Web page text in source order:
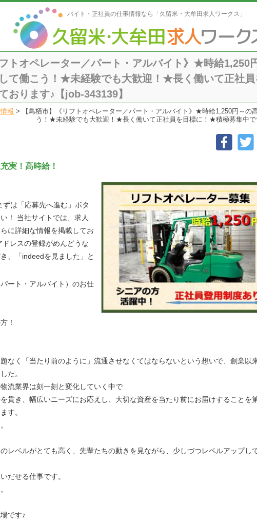
バイト・正社員の仕事情報なら「久留米・大牟田求人ワークス」
フトオペレーター／パート・アルバイト》★時給
して働こう！★未経験でも大歓迎！★長く働いて正社
おります♪【job-343139】
報 >
【鳥栖市】《リフトオペレーター／パート・アルバイト》★時給1,250円～
う！★未経験でも大歓迎！★長く働いて正社員を目標に！★積極募集中で
実！高時給！
ずは「応募先へ進む」ボタ
！ 当社サイトでは、求人
に詳細な情報を掲載してお
レスの登録がめんどうな
、「indeedを見ました」と
ート・アルバイト）のお仕
！
なく「当たり前のように」流通させなくてはならないという想いで、創業以
た。
流業界は刻一刻と変化していく中で
貫き、幅広いニーズにお応えし、大切な資産を当たり前にお届けすることを
す。
レベルがとても高く、先輩たちの動きを見ながら、少しづつレベルアップし
だせる仕事です。
です♪